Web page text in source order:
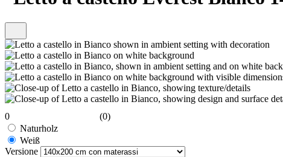
0
(0)
Naturholz
Weiß
Versione